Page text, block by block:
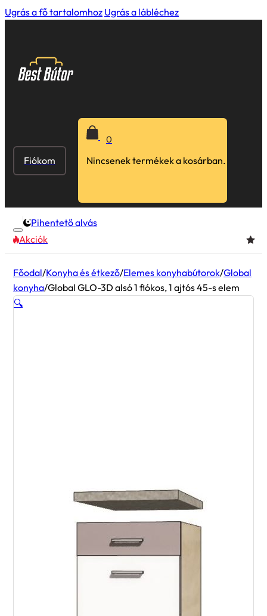
Ugrás a fő tartalomhoz Ugrás a lábléchez
Fiókom
0
Nincsenek termékek a kosárban.
Pihentető alvás
Akciók
Főodal/Konyha és étkező/Elemes konyhabútorok/Global
konyha/Global GLO-3D alsó 1 fiókos, 1 ajtós 45-s elem
🔍